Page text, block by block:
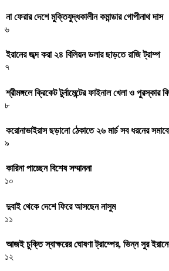
না ফেরার দেশে মুক্তিযুদ্ধকালীন কমান্ডার গোপীনাথ দাস
৬
ইরানের জব্দ করা ২৪ বিলিয়ন ডলার ছাড়তে রাজি ট্রাম্প
৭
শ্রীমঙ্গলে ক্রিকেট টুর্নামেন্টের ফাইনাল খেলা ও পুরস্কার
৮
করোনাভাইরাস ছড়ানো ঠেকাতে ২৬ মার্চ সব ধরনের
৯
কারিনা পাচ্ছেন বিশেষ সম্মাননা
১০
দুবাই থেকে দেশে ফিরে আসছেন নাসুম
১১
আজই চুক্তি স্বাক্ষরের ঘোষণা ট্রাম্পের, ভিন্ন সুর
১২